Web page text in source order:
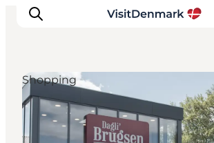
Inspiration
Destinationer
Shopping